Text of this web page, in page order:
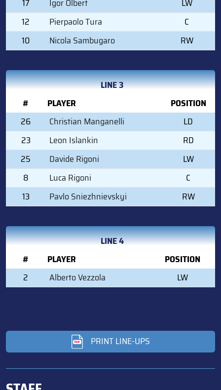
12
Pierpaolo Tura
C
10
Nicola Sambugaro RW
LINE 3
#
PLAYER
POSITION
26
Christian Manganelli
LD
23
Leon Islankin
RD
25
Davide Rigoni
LW
8
Luca Rigoni
C
13
Pavlo Sniezhnievskyi RW
LINE 4
#
PLAYER
POSITION
2
Alberto Vezzola LW
PRINT LINE-UPS